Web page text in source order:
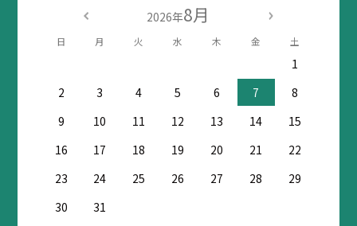
2026年8月
日 月 火 水 木 金 土
1
2
3 4 5 6 7
8
9
10 11 12 13 14
15
16
17 18 19 20 21
22
23
24 25 26 27 28
29
30
31